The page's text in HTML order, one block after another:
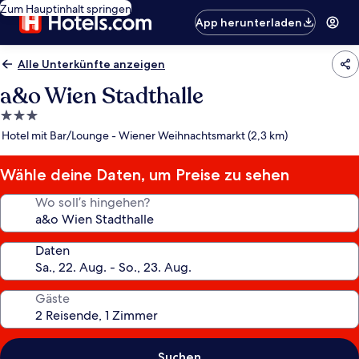
Zum Hauptinhalt springen
App herunterladen
Alle Unterkünfte anzeigen
a&o Wien Stadthalle
3.0-
Sterne-
Hotel mit Bar/Lounge - Wiener Weihnachtsmarkt (2,3 km)
Wähle deine Daten, um Preise zu sehen
Wo soll’s hingehen?
Daten
Gäste